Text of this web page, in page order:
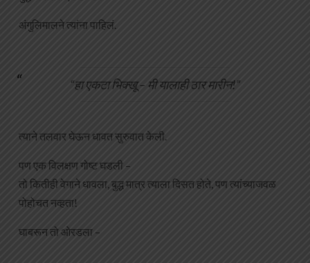
अंगुलिमालने त्यांना पाहिलं.
“हा एकटा भिक्खू – मी यालाही ठार मारीन!”
त्याने तलवार घेऊन धावत सुरुवात केली.
पण एक विलक्षण गोष्ट घडली –
तो कितीही वेगाने धावला, बुद्ध मात्र त्याला दिसत होते, पण त्यांच्याजवळ
पोहोचत नव्हता!
घाबरून तो ओरडला –